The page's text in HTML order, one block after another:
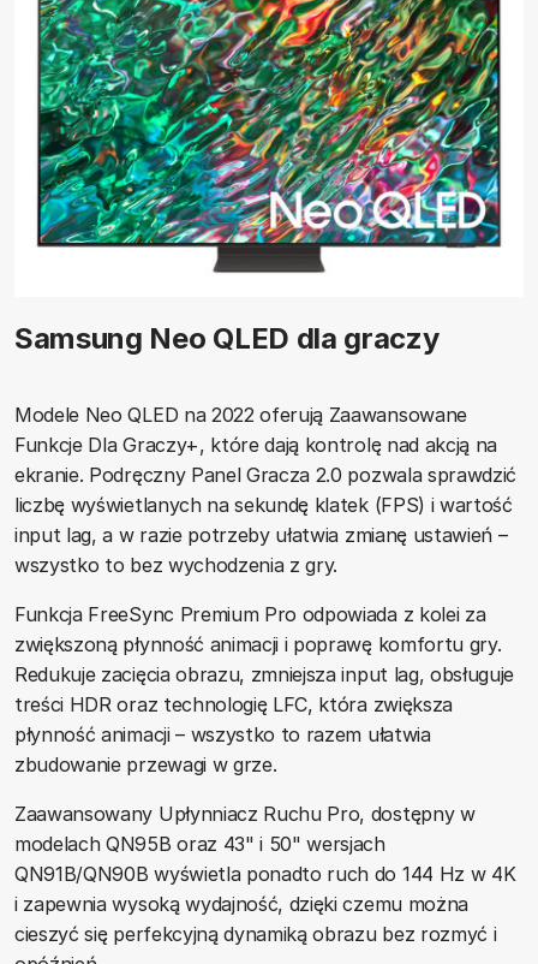
Samsung Neo QLED dla graczy
Modele Neo QLED na 2022 oferują Zaawansowane
Funkcje Dla Graczy+, które dają kontrolę nad akcją na
ekranie. Podręczny Panel Gracza 2.0 pozwala sprawdzić
liczbę wyświetlanych na sekundę klatek (FPS) i wartość
input lag, a w razie potrzeby ułatwia zmianę ustawień –
wszystko to bez wychodzenia z gry.
Funkcja FreeSync Premium Pro odpowiada z kolei za
zwiększoną płynność animacji i poprawę komfortu gry.
Redukuje zacięcia obrazu, zmniejsza input lag, obsługuje
treści HDR oraz technologię LFC, która zwiększa
płynność animacji – wszystko to razem ułatwia
zbudowanie przewagi w grze.
Zaawansowany Upłynniacz Ruchu Pro, dostępny w
modelach QN95B oraz 43" i 50" wersjach
QN91B/QN90B wyświetla ponadto ruch do 144 Hz w 4K
i zapewnia wysoką wydajność, dzięki czemu można
cieszyć się perfekcyjną dynamiką obrazu bez rozmyć i